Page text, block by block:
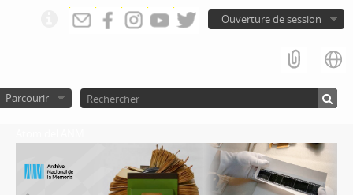
Ouverture de session
Parcourir